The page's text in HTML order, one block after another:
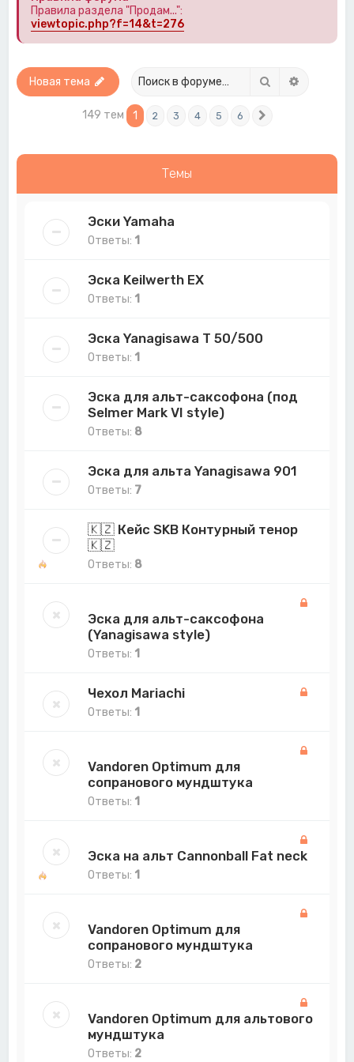
Правила раздела "Продам...":
viewtopic.php?f=14&t=276
Новая тема Поиск
149 тем 1 2 3 4 5 6
Темы
Эски Yamaha
Ответы: 1
Эска Keilwerth EX
Ответы: 1
Эска Yanagisawa T 50/500
Ответы: 1
Эска для альт-саксофона (под
Selmer Mark VI style)
Ответы: 8
Эска для альта Yanagisawa 901
Ответы: 7
🇰🇿 Кейс SKB Контурный тенор
🇰🇿
Ответы: 8
Эска для альт-саксофона
(Yanagisawa style)
Ответы: 1
Чехол Mariachi
Ответы: 1
Vandoren Optimum для
сопранового мундштука
Ответы: 1
Эска на альт Cannonball Fat neck
Ответы: 1
Vandoren Optimum для
сопранового мундштука
Ответы: 2
Vandoren Optimum для альтового
мундштука
Ответы: 2